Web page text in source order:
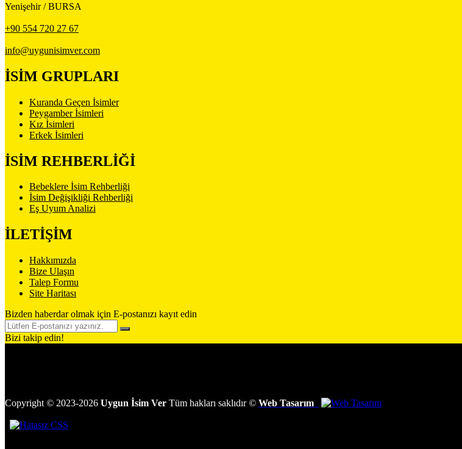
Yenişehir / BURSA
+90 554 720 27 67
info@uygunisimver.com
İSİM GRUPLARI
Kuranda Geçen İsimler
Peygamber İsimleri
Kız İsimleri
Erkek İsimleri
İSİM REHBERLİĞİ
Bebeklere İsim Rehberliği
İsim Değişikliği Rehberliği
Eş Uyum Analizi
İLETİŞİM
Hakkımızda
Bize Ulaşın
Talep Formu
Site Haritası
Bizden haberdar olmak için E-postanızı kayıt edin
Bizi takip edin!
Copyright © 2023-2026 Uygun İsim Ver Tüm hakları saklıdır © Web Tasarım